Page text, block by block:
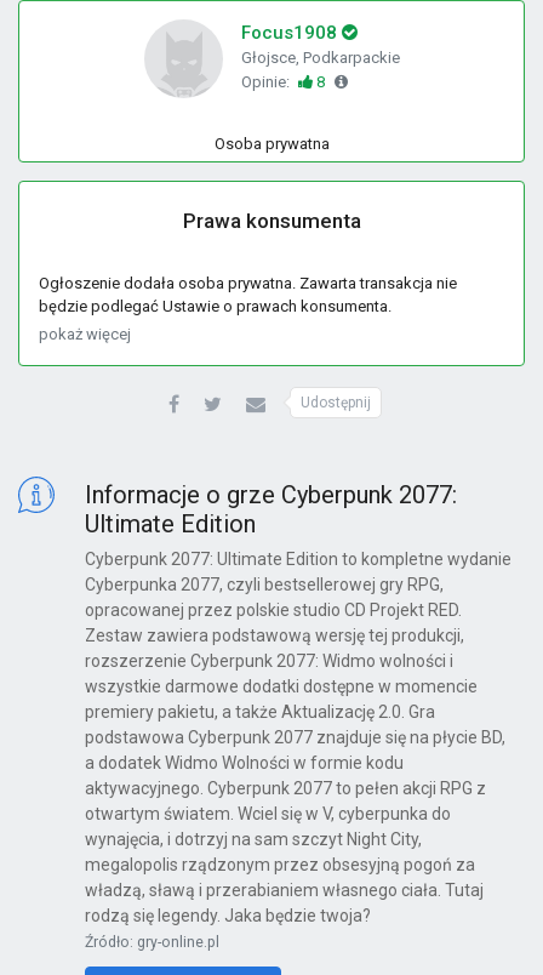
Focus1908
Głojsce, Podkarpackie
Opinie:
8
Osoba prywatna
Prawa konsumenta
Ogłoszenie dodała osoba prywatna. Zawarta transakcja nie
będzie podlegać Ustawie o prawach konsumenta.
pokaż więcej
Udostępnij
Informacje o grze Cyberpunk 2077:
Ultimate Edition
Cyberpunk 2077: Ultimate Edition to kompletne wydanie
Cyberpunka 2077, czyli bestsellerowej gry RPG,
opracowanej przez polskie studio CD Projekt RED.
Zestaw zawiera podstawową wersję tej produkcji,
rozszerzenie Cyberpunk 2077: Widmo wolności i
wszystkie darmowe dodatki dostępne w momencie
premiery pakietu, a także Aktualizację 2.0. Gra
podstawowa Cyberpunk 2077 znajduje się na płycie BD,
a dodatek Widmo Wolności w formie kodu
aktywacyjnego. Cyberpunk 2077 to pełen akcji RPG z
otwartym światem. Wciel się w V, cyberpunka do
wynajęcia, i dotrzyj na sam szczyt Night City,
megalopolis rządzonym przez obsesyjną pogoń za
władzą, sławą i przerabianiem własnego ciała. Tutaj
rodzą się legendy. Jaka będzie twoja?
Źródło: gry-online.pl